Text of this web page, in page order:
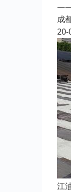
——
成
20-
江